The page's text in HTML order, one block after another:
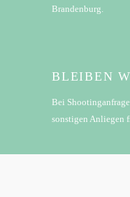
Brandenburg.
BLEIBEN
Bei
sonstigen Anliegen